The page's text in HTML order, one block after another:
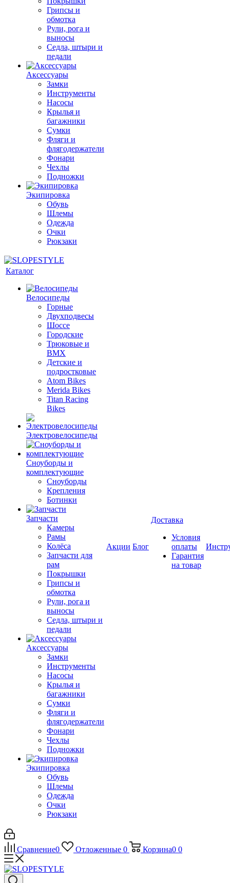
Грипсы и
обмотка
Рули, рога и
выносы
Седла, штыри и
педали
Аксессуары
Замки
Инструменты
Насосы
Крылья и
багажники
Сумки
Фляги и
флягодержатели
Фонари
Чехлы
Подножки
Экипировка
Обувь
Шлемы
Одежда
Очки
Рюкзаки
Каталог
Велосипеды
Горные
Двухподвесы
Шоссе
Городские
Трюковые и
BMX
Детские и
подростковые
Atom Bikes
Merida Bikes
Titan Racing
Bikes
Электровелосипеды
Cноуборды и
комплектующие
Сноуборды
Крепления
Ботинки
Запчасти
Камеры
Рамы
Колёса
Запчасти для
рам
Покрышки
Грипсы и
обмотка
Рули, рога и
выносы
Седла, штыри и
педали
Аксессуары
Замки
Инструменты
Насосы
Крылья и
багажники
Сумки
Фляги и
флягодержатели
Фонари
Чехлы
Подножки
Экипировка
Обувь
Шлемы
Одежда
Очки
Рюкзаки
Акции Блог
Доставка
Условия
оплаты
Гарантия
на товар
Сравнение0 Отложенные 0 Корзина0 0